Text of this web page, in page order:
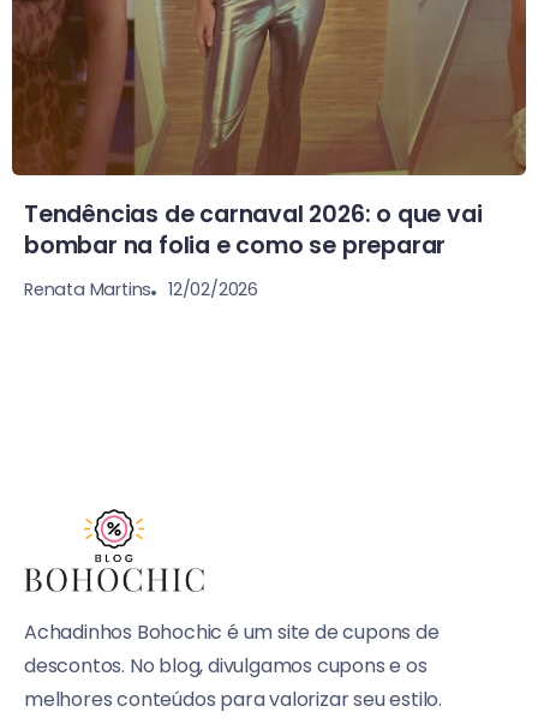
Tendências de carnaval 2026: o que vai
bombar na folia e como se preparar
Renata Martins 12/02/2026
Achadinhos Bohochic é um site de cupons de
descontos. No blog, divulgamos cupons e os
melhores conteúdos para valorizar seu estilo.